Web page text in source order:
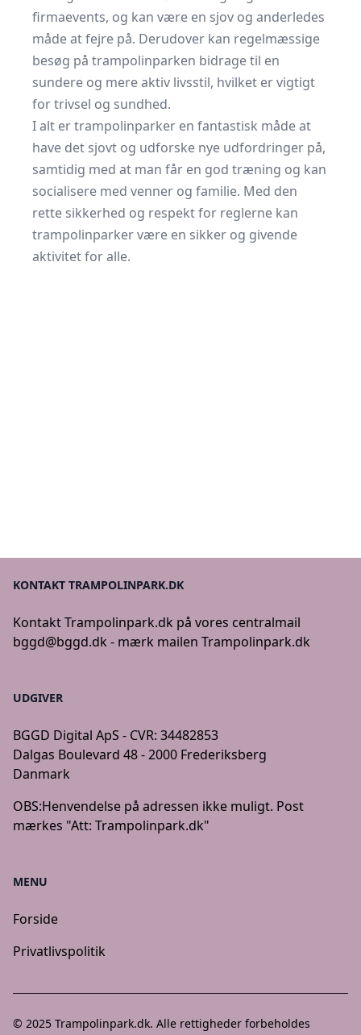
firmaevents, og kan være en sjov og anderledes
måde at fejre på. Derudover kan regelmæssige
besøg på trampolinparken bidrage til en
sundere og mere aktiv livsstil, hvilket er vigtigt
for trivsel og sundhed.
I alt er trampolinparker en fantastisk måde at
have det sjovt og udforske nye udfordringer på,
samtidig med at man får en god træning og kan
socialisere med venner og familie. Med den
rette sikkerhed og respekt for reglerne kan
trampolinparker være en sikker og givende
aktivitet for alle.
KONTAKT TRAMPOLINPARK.DK
Kontakt Trampolinpark.dk på vores centralmail
bggd@bggd.dk - mærk mailen Trampolinpark.dk
UDGIVER
BGGD Digital ApS - CVR: 34482853
Dalgas Boulevard 48 - 2000 Frederiksberg
Danmark
OBS:Henvendelse på adressen ikke muligt. Post
mærkes "Att: Trampolinpark.dk"
MENU
Forside
Privatlivspolitik
© 2025 Trampolinpark.dk. Alle rettigheder forbeholdes